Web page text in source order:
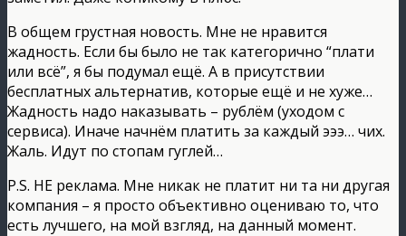
В общем грустная новость. Мне не нравится
жадность. Если бы было не так категорично “плати
или всё”, я бы подумал ещё. А в присутствии
бесплатных альтернатив, которые ещё и не хуже…
Жадность надо наказывать – рублём (уходом с
сервиса). Иначе начнём платить за каждый эээ… чих.
Жаль. Идут по стопам гуглей…
P.S. НЕ реклама. Мне никак не платит ни та ни другая
компания – я просто объективно оцениваю то, что
есть лучшего, на мой взгляд, на данный момент.